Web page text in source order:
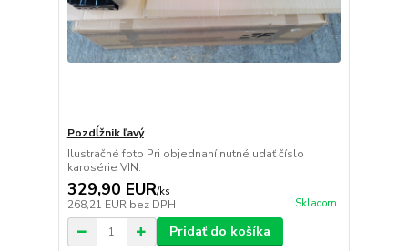
Pozdĺžnik ľavý
Ilustračné foto Pri objednaní nutné udať číslo
karosérie VIN:
329,90 EUR/ks
268,21 EUR bez DPH Skladom
Pridať do košíka